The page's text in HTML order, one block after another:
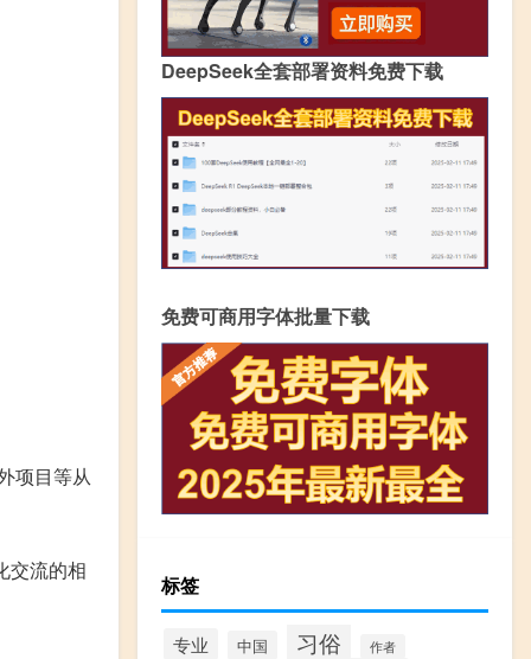
项目等从
交流的相
DeepSeek全套部署资料免费下载
免费可商用字体批量下载
标签
专业 中国 习俗 作者